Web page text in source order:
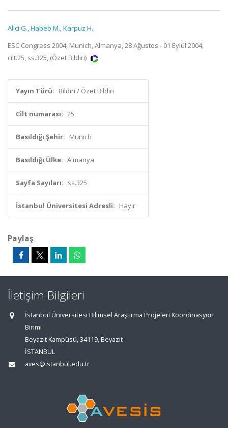
Alici G.,Habeb M.,Karpuz H.
ESC Congress 2004, Munich, Almanya, 28 Ağustos - 01 Eylül 2004,
cilt.25, ss.325, (Özet Bildiri)
Yayın Türü: Bildiri / Özet Bildiri
Cilt numarası: 25
Basıldığı Şehir: Munich
Basıldığı Ülke: Almanya
Sayfa Sayıları: ss.325
İstanbul Üniversitesi Adresli: Hayır
Paylaş
İletişim Bilgileri
İstanbul Üniversitesi Bilimsel Araştırma Projeleri Koordinasyon
Birimi
Beyazıt Kampüsü, 34119, Beyazıt
İSTANBUL
aves@istanbul.edu.tr